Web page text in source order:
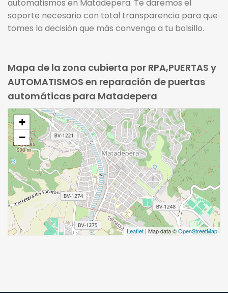
automatismos en Matadepera. Te daremos el
soporte necesario con total transparencia para que
tomes la decisión que más convenga a tu bolsillo.
Mapa de la zona cubierta por RPA,PUERTAS y
AUTOMATISMOS en reparación de puertas
automáticas para Matadepera
+
−
Leaflet | Map data ©OpenStreetMap